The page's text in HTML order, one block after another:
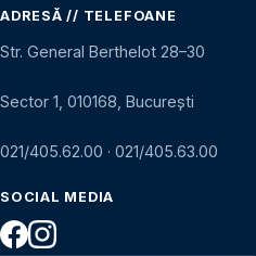
ADRESĂ // TELEFOANE
Str. General Berthelot 28–30
Sector 1, 010168, București
021/405.62.00 · 021/405.63.00
SOCIAL MEDIA